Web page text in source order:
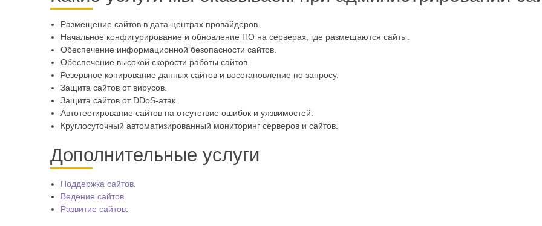
Размещение сайтов в дата-центрах провайдеров.
Начальное конфигурирование и обновление ПО на серверах, где размещаются сайты.
Обеспечение информационной безопасности сайтов.
Обеспечение высокой скорости работы сайтов.
Резервное копирование данных сайтов и восстановление по запросу.
Защита сайтов от вирусов.
Защита сайтов от DDoS-атак.
Автотестирование сайтов на отсутствие ошибок и уязвимостей.
Круглосуточный автоматизированный мониторинг серверов и сайтов.
Дополнительные услуги
Поддержка сайтов
Ведение сайтов
Развитие сайтов